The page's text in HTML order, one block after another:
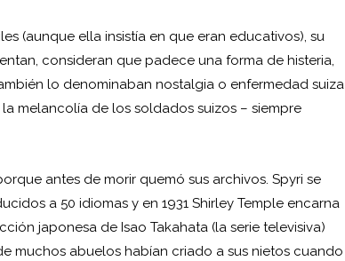
(aunque ella insistía en que eran educativos), su
consideran que padece una forma de histeria,
lo denominaban nostalgia o enfermedad suiza
melancolía de los soldados suizos – siempre
antes de morir quemó sus archivos. Spyri se
a 50 idiomas y en 1931 Shirley Temple encarna
japonesa de Isao Takahata (la serie televisiva)
muchos abuelos habían criado a sus nietos cuando